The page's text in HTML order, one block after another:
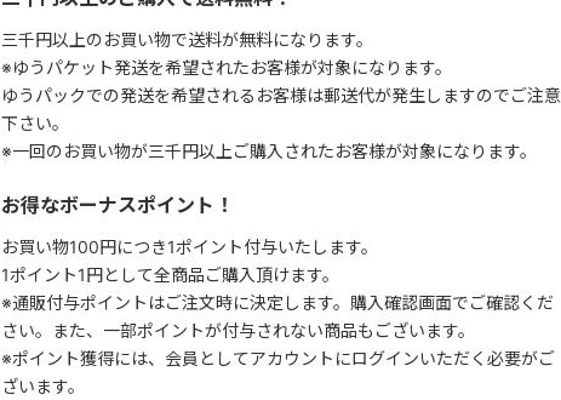
三千円以上のお買い物で送料が無料になります。
※ゆうパケット発送を希望されたお客様が対象になります。
ゆうパックでの発送を希望されるお客様は郵送代が発生しますのでご注意
下さい。
※一回のお買い物が三千円以上ご購入されたお客様が対象になります。
お得なボーナスポイント！
お買い物100円につき1ポイント付与いたします。
1ポイント1円として全商品ご購入頂けます。
※通販付与ポイントはご注文時に決定します。購入確認画面でご確認くだ
さい。また、一部ポイントが付与されない商品もございます。
※ポイント獲得には、会員としてアカウントにログインいただく必要がご
ざいます。